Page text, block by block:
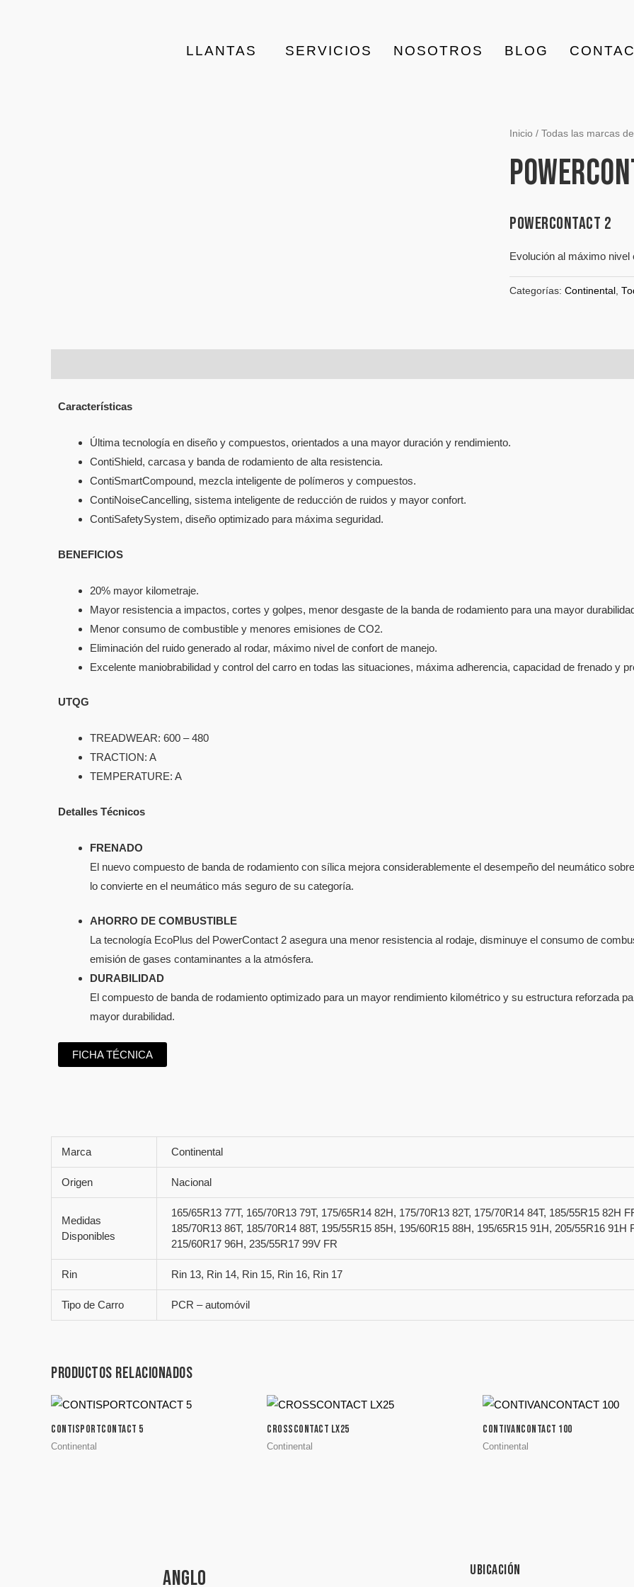
LLANTAS SERVICIOS NOSOTROS BLOG
Inicio / Todas las marcas
POWERCONTACT 2
Evolución al máximo
Categorías: Continental
Características
Última tecnología en diseño y compuestos, orientados a una mayor duración y rendimiento.
ContiShield, carcasa y banda de rodamiento de alta resistencia.
ContiSmartCompound, mezcla inteligente de polímeros y compuestos.
ContiNoiseCancelling, sistema inteligente de reducción de ruidos y mayor confort.
ContiSafetySystem, diseño optimizado para máxima seguridad.
BENEFICIOS
20% mayor kilometraje.
Mayor resistencia a impactos, cortes y golpes, menor desgaste de la banda de rodamiento para una mayor
Menor consumo de combustible y menores emisiones de CO2.
Eliminación del ruido generado al rodar, máximo nivel de confort de manejo.
Excelente maniobrabilidad y control del carro en todas las situaciones, máxima adherencia, capacidad de frenado y
UTQG
TREADWEAR: 600 – 480
TRACTION: A
TEMPERATURE: A
Detalles Técnicos
FRENADO
El nuevo compuesto de banda de rodamiento con sílica mejora considerablemente el desempeño del neumático
lo convierte en el neumático más seguro de su categoría.
AHORRO DE COMBUSTIBLE
La tecnología EcoPlus del PowerContact 2 asegura una menor resistencia al rodaje, disminuye el consumo de
emisión de gases contaminantes a la atmósfera.
DURABILIDAD
El compuesto de banda de rodamiento optimizado para un mayor rendimiento kilométrico y su estructura reforzada
mayor durabilidad.
FICHA TÉCNICA
Marca Continental
Origen Nacional
Medidas
Disponibles
165/65R13 77T, 165/70R13 79T, 175/65R14 82H, 175/70R13 82T, 175/70R14 84T, 185/55R15 82H
185/70R13 86T, 185/70R14 88T, 195/55R15 85H, 195/60R15 88H, 195/65R15 91H, 205/55R16
215/60R17 96H, 235/55R17 99V FR
Rin Rin 13, Rin 14, Rin 15, Rin 16, Rin 17
Tipo de Carro PCR – automóvil
Productos relacionados
CONTISPORTCONTACT 5
Continental
CROSSCONTACT LX25
Continental
CONTIVANCONTACT 100
Continental
ANGLO Ubicación